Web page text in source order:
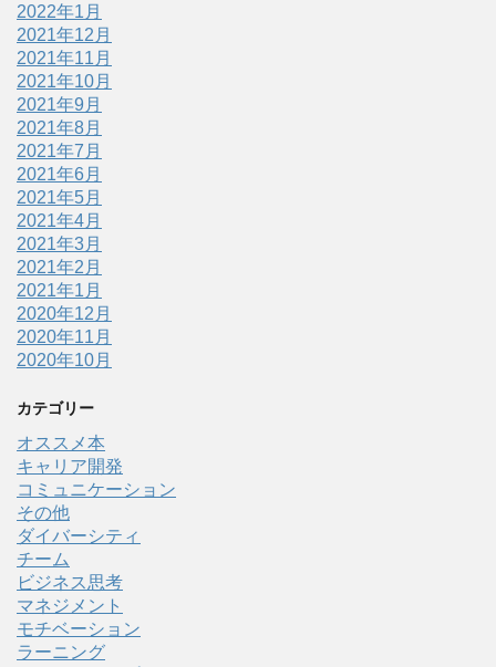
2022年1月
2021年12月
2021年11月
2021年10月
2021年9月
2021年8月
2021年7月
2021年6月
2021年5月
2021年4月
2021年3月
2021年2月
2021年1月
2020年12月
2020年11月
2020年10月
カテゴリー
オススメ本
キャリア開発
コミュニケーション
その他
ダイバーシティ
チーム
ビジネス思考
マネジメント
モチベーション
ラーニング